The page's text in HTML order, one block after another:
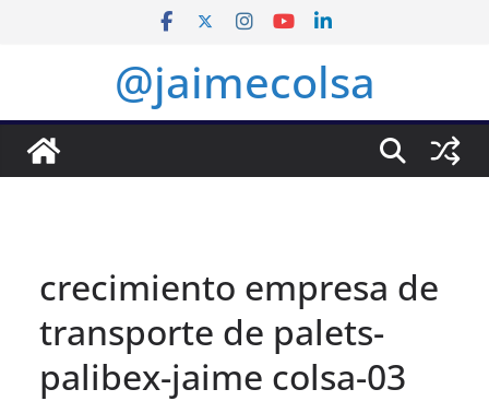
@jaimecolsa
crecimiento empresa de
transporte de palets-
palibex-jaime colsa-03